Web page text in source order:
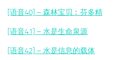
[语音40] – 森林宝贝︰芬多精
[语音41] – 水是生命泉源
[语音42] – 水是信息的载体